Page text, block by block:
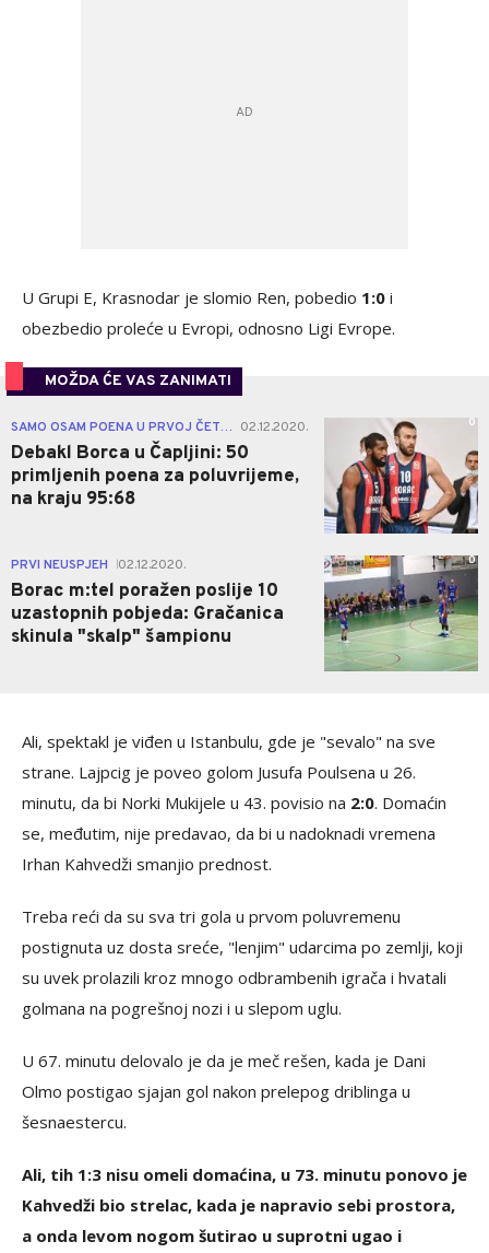
U Grupi E, Krasnodar je slomio Ren, pobedio 1:0 i
obezbedio proleće u Evropi, odnosno Ligi Evrope.
MOŽDA ĆE VAS ZANIMATI
SAMO OSAM POENA U PRVOJ ČETVRTINI 02.12.2020.
Debakl Borca u Čapljini: 50
primljenih poena za poluvrijeme,
na kraju 95:68
0
PRVI NEUSPJEH 02.12.2020.
Borac m:tel poražen poslije 10
uzastopnih pobjeda: Gračanica
skinula "skalp" šampionu
0
Ali, spektakl je viđen u Istanbulu, gde je "sevalo" na sve
strane. Lajpcig je poveo golom Jusufa Poulsena u 26.
minutu, da bi Norki Mukijele u 43. povisio na 2:0. Domaćin
se, međutim, nije predavao, da bi u nadoknadi vremena
Irhan Kahvedži smanjio prednost.
Treba reći da su sva tri gola u prvom poluvremenu
postignuta uz dosta sreće, "lenjim" udarcima po zemlji, koji
su uvek prolazili kroz mnogo odbrambenih igrača i hvatali
golmana na pogrešnoj nozi i u slepom uglu.
U 67. minutu delovalo je da je meč rešen, kada je Dani
Olmo postigao sjajan gol nakon prelepog driblinga u
šesnaestercu.
Ali, tih 1:3 nisu omeli domaćina, u 73. minutu ponovo je
Kahvedži bio strelac, kada je napravio sebi prostora,
a onda levom nogom šutirao u suprotni ugao i